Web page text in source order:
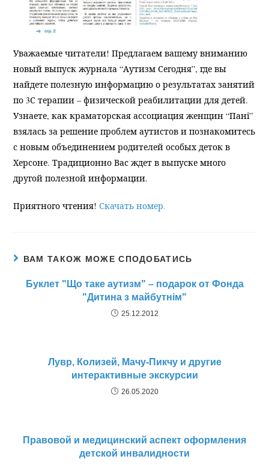
Уважаемые читатели! Предлагаем вашему вниманию
новый выпуск журнала “Аутизм Сегодня”, где вы
найдете полезную информацию о результатах занятий
по 3С терапии – физической реабилитации для детей.
Узнаете, как краматорская ассоциация женщин “Пані”
взялась за решение проблем аутистов и познакомитесь
с новым объединением родителей особых деток в
Херсоне. Традиционно Вас ждет в выпуске много
другой полезной информации.
Приятного чтения!Скачать номер.
ВАМ ТАКОЖ МОЖЕ СПОДОБАТИСЬ
Буклет "Що таке аутизм" – подарок от Фонда
"Дитина з майбутнім"
25.12.2012
Лувр, Колизей, Мачу-Пикчу и другие
интерактивные экскурсии
26.05.2020
Правовой и медицинский аспект оформления
детской инвалидности